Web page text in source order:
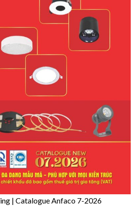
| Catalogue Anfaco 7-2026